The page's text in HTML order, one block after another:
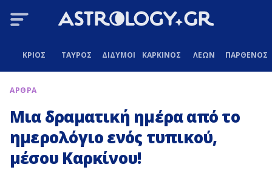
ΚΡΙΟΣ ΤΑΥΡΟΣ ΔΙΔΥΜΟΙ ΚΑΡΚΙΝΟΣ ΛΕΩΝ ΠΑΡΘΕΝΟΣ
ΑΡΘΡΑ
Μια δραματική ημέρα από το
ημερολόγιο ενός τυπικού,
μέσου Καρκίνου!